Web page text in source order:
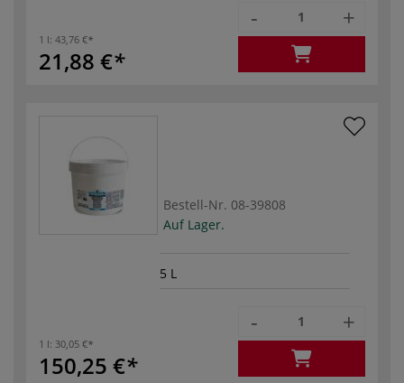
1 l: 43,76 €
21,88 €
- +
Bestell-Nr. 08-39808
Auf Lager.
5 L
1 l: 30,05 €
150,25 €
- +